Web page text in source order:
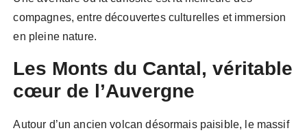
compagnes, entre découvertes culturelles et immersion
en pleine nature.
Les Monts du Cantal, véritable
cœur de l’Auvergne
Autour d’un ancien volcan désormais paisible, le massif